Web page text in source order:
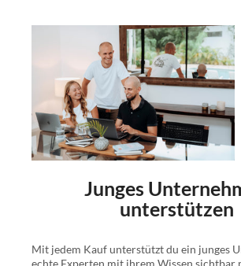
Erfolg steinig sein kann.
durch motivierende Geschichten,
und die Bereitschaft, aus Fehlern
Erfolg führen.
dass Unternehmertum ein
in dem du Lösungen für komplexe
und der eine persönliche
dein Business mithilfe von
wie Checklisten, Übungen und
Fehler zu akzeptieren und als
Junges
unterstützen
Mit jedem Kauf unterstützt du ein junges
echte Experten mit ihrem Wissen sichtbar